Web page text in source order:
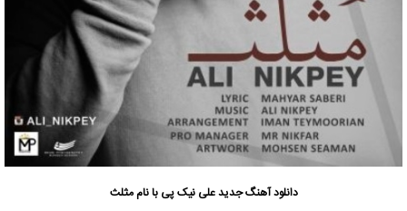
دانلود آهنگ جدیدعلی نیک پی با نام مثلث